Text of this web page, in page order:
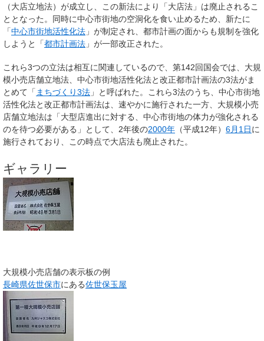
（大店立地法）が成立し、この新法により「大店法」は廃止されるこ
ととなった。同時に中心市街地の空洞化を食い止めるため、新たに
「中心市街地活性化法 」が制定され、都市計画の面からも規制を強化
しようと「都市計画法 」が一部改正された。
これら3つの立法は相互に関連しているので、第142回国会では、大規
模小売店舗立地法、中心市街地活性化法と改正都市計画法の3法がま
とめて「 まちづくり3法 」と呼ばれた。これら3法のうち、中心市街地
活性化法と改正都市計画法は、速やかに施行された一方、大規模小売
店舗立地法は「大型店進出に対する、中心市街地の体力が強化される
のを待つ必要がある」として、2年後の2000年 （平成12年） 6月1日に
施行されており、この時点で大店法も廃止された。
ギャラリー
大規模小売店舗の表示板の例
長崎県佐世保市にある佐世保玉屋